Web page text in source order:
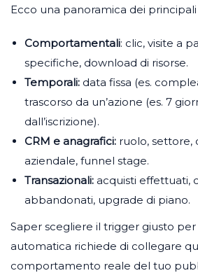
Ecco una panoramica dei
Comportamentali: clic, visite a
specifiche, download di risorse.
Temporali: data fissa (es.
trascorso da un’azione (es. 7
dall’iscrizione).
CRM e anagrafici: ruolo, settore,
aziendale, funnel stage.
Transazionali: acquisti effettuati,
abbandonati, upgrade di piano.
Saper scegliere il trigger giusto per
automatica richiede di collegare
comportamento reale del tuo